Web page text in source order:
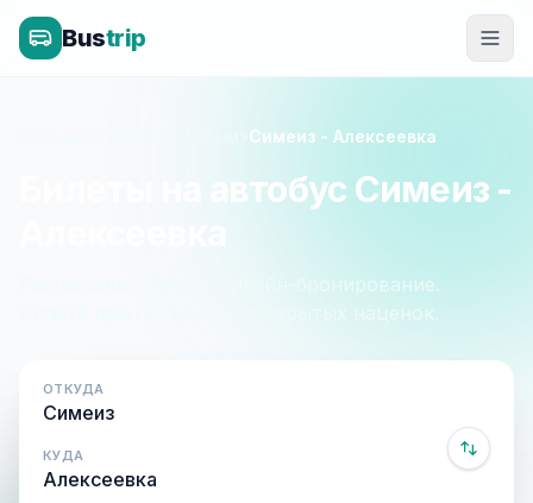
Bustrip
Симеиз - Алексеевка
Билеты на автобус Симеиз -
Расписание, цены и онлайн-бронирование.
Оплата при посадке, без скрытых наценок.
ОТКУДА
КУДА